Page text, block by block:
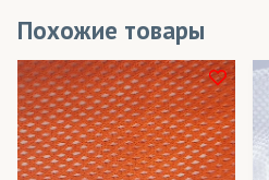
Похожие товары